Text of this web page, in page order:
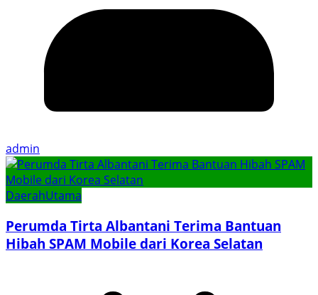
admin
DaerahUtama
Perumda Tirta Albantani Terima Bantuan
Hibah SPAM Mobile dari Korea Selatan